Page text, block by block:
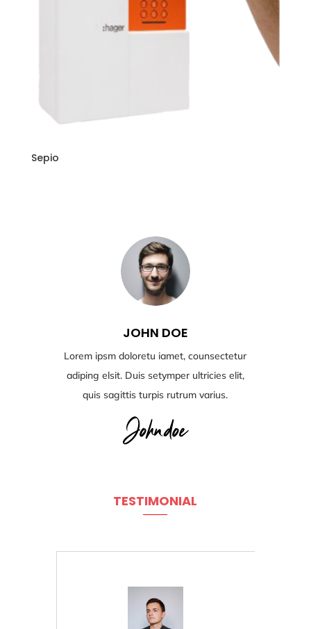
Sepio
JOHN DOE
Lorem ipsm doloretu iamet, counsectetur
adiping elsit. Duis setymper ultricies elit,
quis sagittis turpis rutrum varius.
TESTIMONIAL